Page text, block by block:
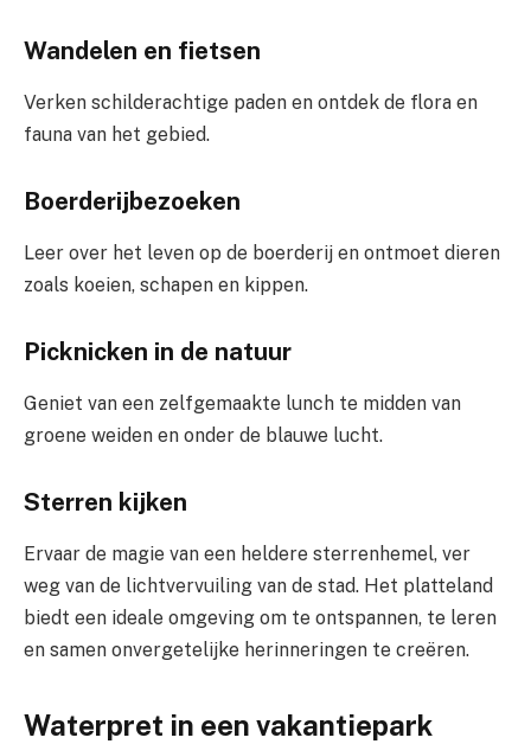
Wandelen en fietsen
Verken schilderachtige paden en ontdek de flora en
fauna van het gebied.
Boerderijbezoeken
Leer over het leven op de boerderij en ontmoet dieren
zoals koeien, schapen en kippen.
Picknicken in de natuur
Geniet van een zelfgemaakte lunch te midden van
groene weiden en onder de blauwe lucht.
Sterren kijken
Ervaar de magie van een heldere sterrenhemel, ver
weg van de lichtvervuiling van de stad. Het platteland
biedt een ideale omgeving om te ontspannen, te leren
en samen onvergetelijke herinneringen te creëren.
Waterpret in een vakantiepark